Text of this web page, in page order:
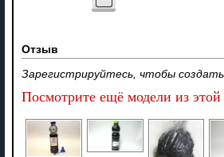
Отзыв
Зарегистрируйтесь, чтобы
Посмотрите ещё модели из этой